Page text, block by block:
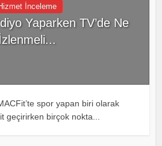
İnceleme
Yaparken TV’de Ne
İzlenmeli...
spor yapan biri olarak
geçirirken birçok nokta...